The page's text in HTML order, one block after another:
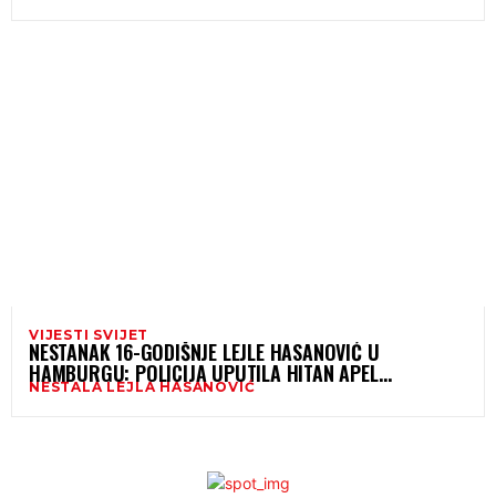
VIJESTI SVIJET
NESTANAK 16-GODIŠNJE LEJLE HASANOVIĆ U
HAMBURGU: POLICIJA UPUTILA HITAN APEL
GRAĐANIMA
NESTALA LEJLA HASANOVIĆ